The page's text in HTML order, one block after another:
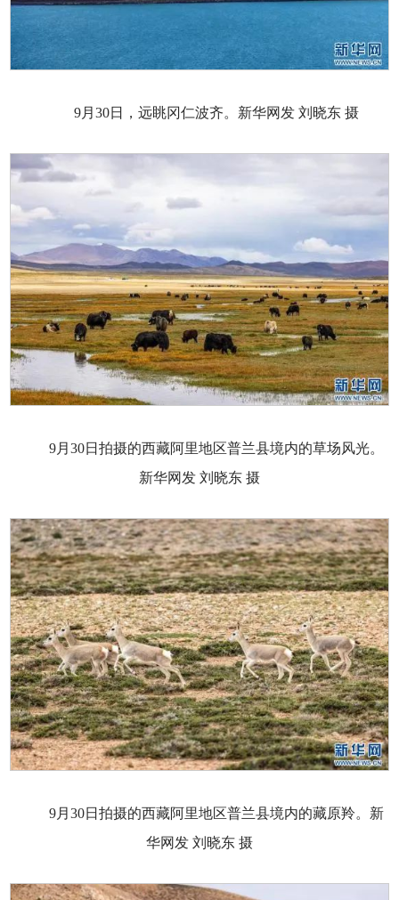
9月30日，远眺冈仁波齐。新华网发 刘晓东 摄
9月30日拍摄的西藏阿里地区普兰县境内的草场风光。
新华网发 刘晓东 摄
9月30日拍摄的西藏阿里地区普兰县境内的藏原羚。新
华网发 刘晓东 摄